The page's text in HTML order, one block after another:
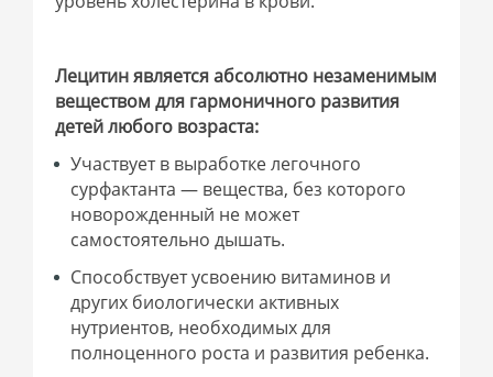
Лецитин является абсолютно незаменимым
веществом для гармоничного развития
детей любого возраста:
Участвует в выработке легочного
сурфактанта — вещества, без которого
новорожденный не может
самостоятельно дышать.
Способствует усвоению витаминов и
других биологически активных
нутриентов, необходимых для
полноценного роста и развития ребенка.